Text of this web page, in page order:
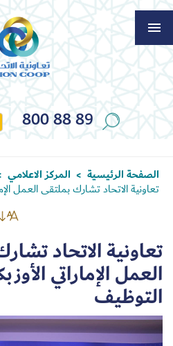
800 88 89
الصفحة الرئيسية > المركز الاعلامي
تعاونية الاتحاد تشارك بملتقى العمل
تعاونية الاتحاد
العمل الإماراتي
التوظيف